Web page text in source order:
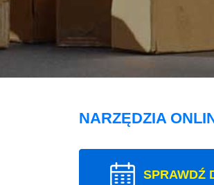
NARZĘDZIA
SPRAWDŹ